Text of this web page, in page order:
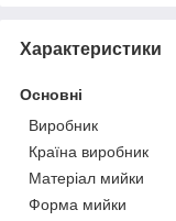
Характеристики
Основні
Виробник
Країна виробник
Матеріал мийки
Форма мийки